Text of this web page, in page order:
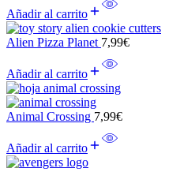
Añadir al carrito
Alien Pizza Planet 7,99€
Añadir al carrito
Animal Crossing 7,99€
Añadir al carrito